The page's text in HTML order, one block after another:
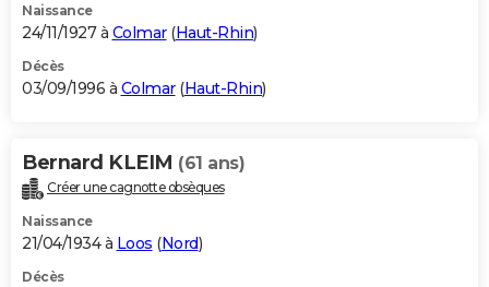
Naissance
24/11/1927 à Colmar(Haut-Rhin)
Décès
03/09/1996 à Colmar(Haut-Rhin)
Bernard KLEIM (61 ans)
Créer une cagnotte obsèques
Naissance
21/04/1934 à Loos (Nord)
Décès